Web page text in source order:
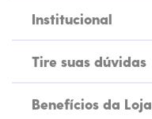
Institucional
Tire suas dúvidas
Benefícios da Loja